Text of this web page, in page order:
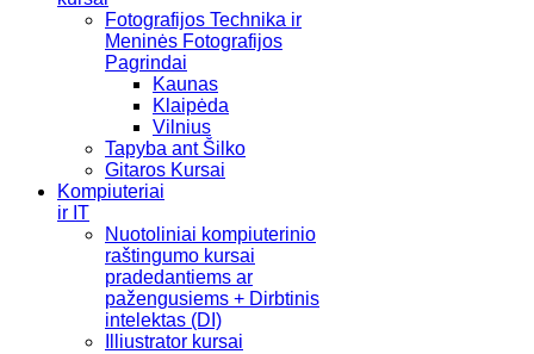
Fotografijos Technika ir
Meninės Fotografijos
Pagrindai
Kaunas
Klaipėda
Vilnius
Tapyba ant Šilko
Gitaros Kursai
Kompiuteriai
ir IT
Nuotoliniai kompiuterinio
raštingumo kursai
pradedantiems ar
pažengusiems + Dirbtinis
intelektas (DI)
Illiustrator kursai